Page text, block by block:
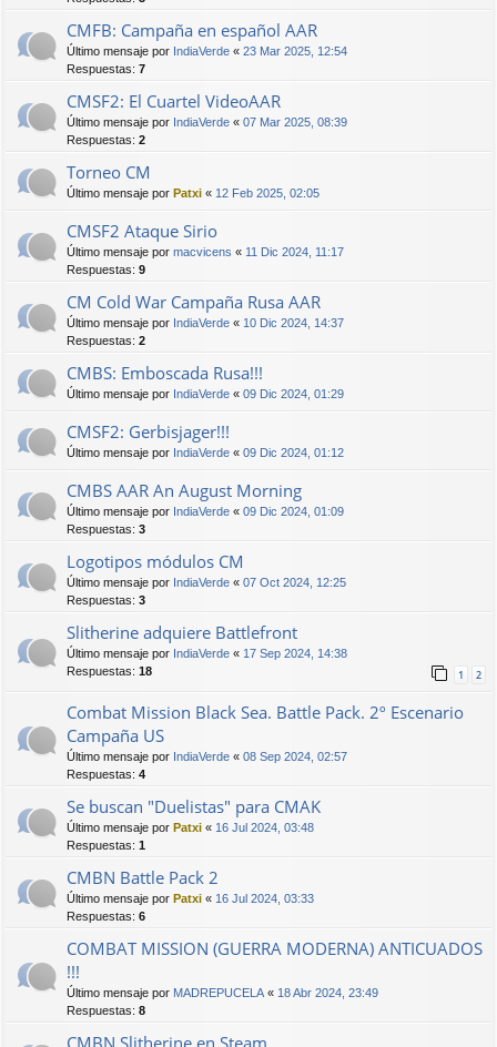
CMFB: Campaña en español AAR
Último mensaje por IndiaVerde « 23 Mar 2025, 12:54
Respuestas: 7
CMSF2: El Cuartel VideoAAR
Último mensaje por IndiaVerde « 07 Mar 2025, 08:39
Respuestas: 2
Torneo CM
Último mensaje por Patxi « 12 Feb 2025, 02:05
CMSF2 Ataque Sirio
Último mensaje por macvicens « 11 Dic 2024, 11:17
Respuestas: 9
CM Cold War Campaña Rusa AAR
Último mensaje por IndiaVerde « 10 Dic 2024, 14:37
Respuestas: 2
CMBS: Emboscada Rusa!!!
Último mensaje por IndiaVerde « 09 Dic 2024, 01:29
CMSF2: Gerbisjager!!!
Último mensaje por IndiaVerde « 09 Dic 2024, 01:12
CMBS AAR An August Morning
Último mensaje por IndiaVerde « 09 Dic 2024, 01:09
Respuestas: 3
Logotipos módulos CM
Último mensaje por IndiaVerde « 07 Oct 2024, 12:25
Respuestas: 3
Slitherine adquiere Battlefront
Último mensaje por IndiaVerde « 17 Sep 2024, 14:38
Respuestas: 18 1 2
Combat Mission Black Sea. Battle Pack. 2º Escenario
Campaña US
Último mensaje por IndiaVerde « 08 Sep 2024, 02:57
Respuestas: 4
Se buscan "Duelistas" para CMAK
Último mensaje por Patxi « 16 Jul 2024, 03:48
Respuestas: 1
CMBN Battle Pack 2
Último mensaje por Patxi « 16 Jul 2024, 03:33
Respuestas: 6
COMBAT MISSION (GUERRA MODERNA) ANTICUADOS
!!!
Último mensaje por MADREPUCELA « 18 Abr 2024, 23:49
Respuestas: 8
CMBN Slitherine en Steam